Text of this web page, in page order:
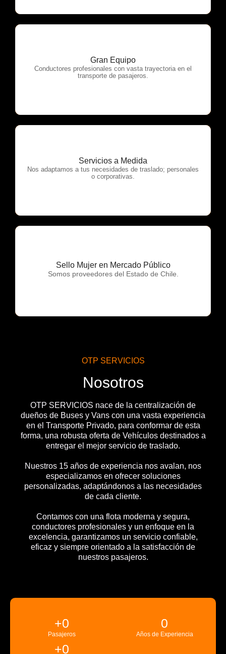
Gran Equipo
Conductores profesionales con vasta trayectoria en el
transporte de pasajeros.
OTP Servicios
Servicios a Medida
Nos adaptamos a tus necesidades de traslado; personales
o corporativas.
OTP Servicios
Sello Mujer en Mercado Público
Somos proveedores del Estado de Chile.
OTP Servicios
OTP SERVICIOS
Nosotros
OTP SERVICIOS nace de la centralización de
dueños de Buses y Vans con una vasta experiencia
en el Transporte Privado, para conformar de esta
forma, una robusta oferta de Vehículos destinados a
entregar el mejor servicio de traslado.
Nuestros 15 años de experiencia nos avalan, nos
especializamos en ofrecer soluciones
personalizadas, adaptándonos a las necesidades
de cada cliente.
Contamos con una flota moderna y segura,
conductores profesionales y un enfoque en la
excelencia, garantizamos un servicio confiable,
eficaz y siempre orientado a la satisfacción de
nuestros pasajeros.
Pasajeros
+0
Años de Experiencia
0
+0